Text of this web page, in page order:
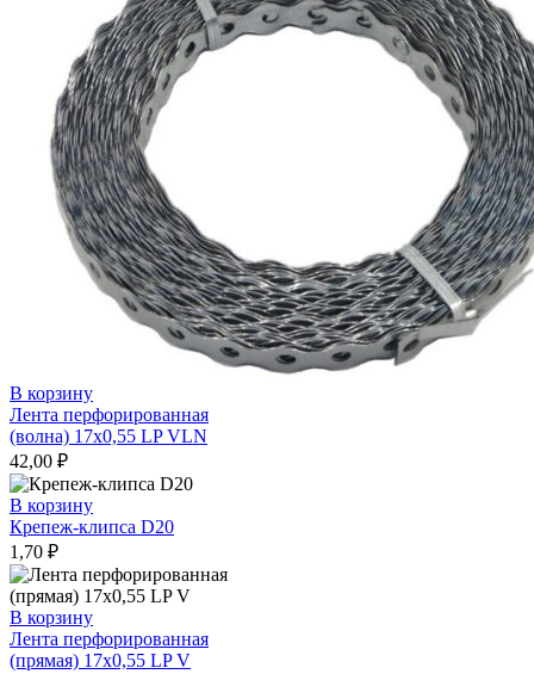
В корзину
Лента перфорированная
(волна) 17х0,55 LP VLN
42,00 ₽
В корзину
Крепеж-клипса D20
1,70 ₽
В корзину
Лента перфорированная
(прямая) 17х0,55 LP V